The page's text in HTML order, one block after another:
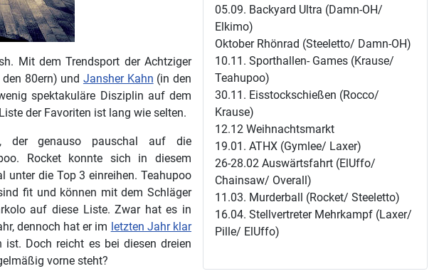
Mit dem Trendsport der Achtziger
80ern) und Jansher Kahn (in den
spektakuläre Disziplin auf dem
der Favoriten ist lang wie selten.
der genauso pauschal auf die
Rocket konnte sich in diesem
die Top 3 einreihen. Teahupoo
fit und können mit dem Schläger
auf diese Liste. Zwar hat es in
dennoch hat er im letzten Jahr klar
Doch reicht es bei diesen dreien
vorne steht?
05.09. Backyard Ultra (Damn-OH/
Elkimo)
Oktober Rhönrad (Steeletto/ Damn-OH)
10.11. Sporthallen- Games (Krause/
Teahupoo)
30.11. Eisstockschießen (Rocco/
Krause)
12.12 Weihnachtsmarkt
19.01. ATHX (Gymlee/ Laxer)
26-28.02 Auswärtsfahrt (ElUffo/
Chainsaw/ Overall)
11.03. Murderball (Rocket/ Steeletto)
16.04. Stellvertreter Mehrkampf (Laxer/
Pille/ ElUffo)